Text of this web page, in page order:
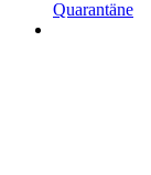
Quarantäne